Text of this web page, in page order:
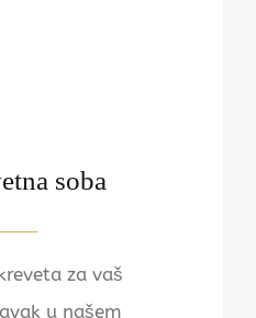
soba
za vaš
u našem